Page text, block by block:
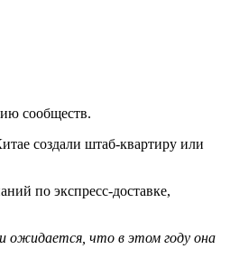
сообществ.
создали штаб-квартиру или
по экспресс-доставке,
ожидается, что в этом году она